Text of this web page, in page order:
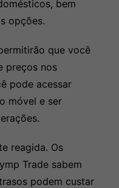
bem
opções.
que você
preços nos
pode acessar
móvel e ser
reagida. Os
Trade sabem
podem custar